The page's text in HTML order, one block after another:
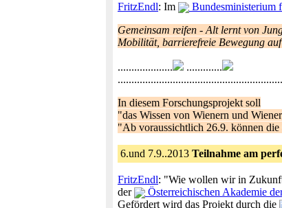
FritzEndl: Im Bundesministerium
Gemeinsam reifen - Alt lernt von
Mobilität, barrierefreie Bewegung
....................
.............
In diesem Forschungsprojekt soll
"das Wissen von Wienern und
"Ab voraussichtlich 26.9. können die
6.und 7.9..2013 Teilnahme am
FritzEndl: "Wie wollen wir in Zukunft
der
Österreichischen Akademie
Gefördert wird das Projekt durch die